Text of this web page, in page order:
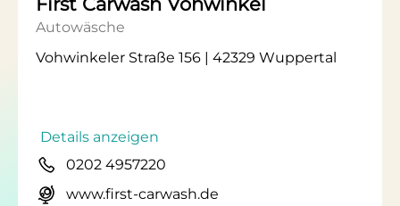
Autowäsche
Vohwinkeler Straße 156 | 42329 Wuppertal
Details anzeigen
0202 4957220
www.first-carwash.de